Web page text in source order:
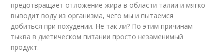
предотвращает отложение жира в области талии и мягко
выводит воду из организма, чего мы и пытаемся
добиться при похудении. Не так ли? По этим причинам
тыква в диетическом питании просто незаменимый
продукт.